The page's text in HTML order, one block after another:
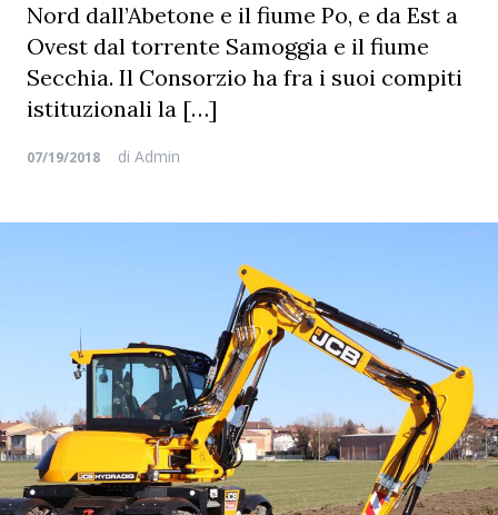
Nord dall’Abetone e il fiume Po, e da Est a
Ovest dal torrente Samoggia e il fiume
Secchia. Il Consorzio ha fra i suoi compiti
istituzionali la […]
07/19/2018 di Admin